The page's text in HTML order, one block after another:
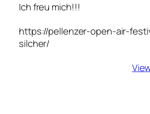
P
l
l
Ich freu mich!!!
https://pellenzer-open-air-
silcher/